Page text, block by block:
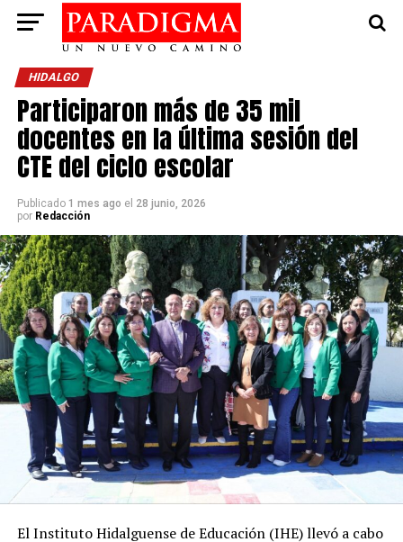
HIDALGO
Participaron más de 35 mil
docentes en la última sesión del
CTE del ciclo escolar
Publicado 1 mes ago el 28 junio, 2026
por Redacción
El Instituto Hidalguense de Educación (IHE) llevó a cabo